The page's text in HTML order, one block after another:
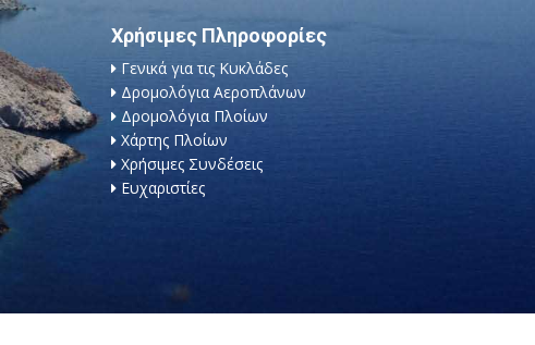
Χρήσιμες Πληροφορίες
Γενικά για τις Κυκλάδες
Δρομολόγια Αεροπλάνων
Δρομολόγια Πλοίων
Χάρτης Πλοίων
Χρήσιμες Συνδέσεις
Ευχαριστίες